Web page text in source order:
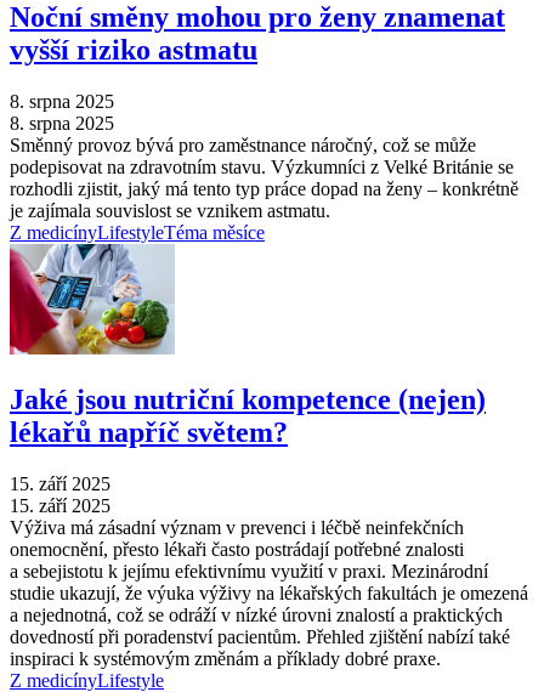
Noční směny mohou pro ženy znamenat
vyšší riziko astmatu
8. srpna 2025
8. srpna 2025
Směnný provoz bývá pro zaměstnance náročný, což se může
podepisovat na zdravotním stavu. Výzkumníci z Velké Británie se
rozhodli zjistit, jaký má tento typ práce dopad na ženy –⁠ konkrétně
je zajímala souvislost se vznikem astmatu.
Z medicínyLifestyleTéma měsíce
Jaké jsou nutriční kompetence (nejen)
lékařů napříč světem?
15. září 2025
15. září 2025
Výživa má zásadní význam v prevenci i léčbě neinfekčních
onemocnění, přesto lékaři často postrádají potřebné znalosti
a sebejistotu k jejímu efektivnímu využití v praxi. Mezinárodní
studie ukazují, že výuka výživy na lékařských fakultách je omezená
a nejednotná, což se odráží v nízké úrovni znalostí a praktických
dovedností při poradenství pacientům. Přehled zjištění nabízí také
inspiraci k systémovým změnám a příklady dobré praxe.
Z medicínyLifestyle